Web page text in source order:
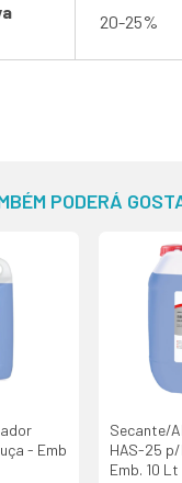
20-25%
PODERÁ
- Emb
Secante/
HAS-25
Emb. 10 Lt